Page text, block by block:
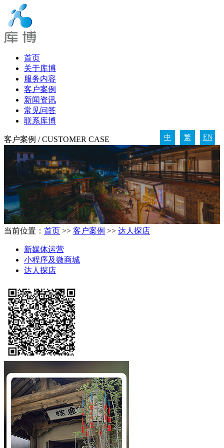
首页
关于库博
服务内容
客户案例
新闻资讯
常见问答
联系库博
中 繁 EN
客户案例 / CUSTOMER CASE
当前位置： 首页 >> 客户案例 >> 达人探店
新媒体运营
小程序及微商城
达人探店